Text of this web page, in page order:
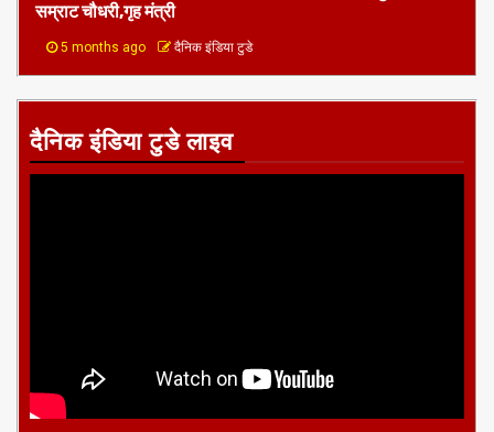
सम्राट चौधरी,गृह मंत्री
5 months ago दैनिक इंडिया टुडे
दैनिक इंडिया टुडे लाइव